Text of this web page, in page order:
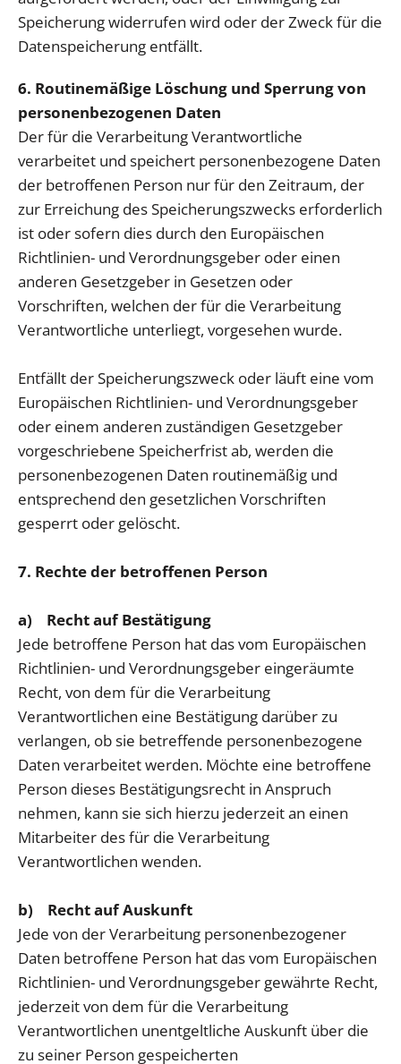
Speicherung widerrufen wird oder der Zweck für die
Datenspeicherung entfällt.
6. Routinemäßige Löschung und Sperrung von
personenbezogenen Daten
Der für die Verarbeitung Verantwortliche
verarbeitet und speichert personenbezogene Daten
der betroffenen Person nur für den Zeitraum, der
zur Erreichung des Speicherungszwecks erforderlich
ist oder sofern dies durch den Europäischen
Richtlinien- und Verordnungsgeber oder einen
anderen Gesetzgeber in Gesetzen oder
Vorschriften, welchen der für die Verarbeitung
Verantwortliche unterliegt, vorgesehen wurde.
Entfällt der Speicherungszweck oder läuft eine vom
Europäischen Richtlinien- und Verordnungsgeber
oder einem anderen zuständigen Gesetzgeber
vorgeschriebene Speicherfrist ab, werden die
personenbezogenen Daten routinemäßig und
entsprechend den gesetzlichen Vorschriften
gesperrt oder gelöscht.
7. Rechte der betroffenen Person
a) Recht auf Bestätigung
Jede betroffene Person hat das vom Europäischen
Richtlinien- und Verordnungsgeber eingeräumte
Recht, von dem für die Verarbeitung
Verantwortlichen eine Bestätigung darüber zu
verlangen, ob sie betreffende personenbezogene
Daten verarbeitet werden. Möchte eine betroffene
Person dieses Bestätigungsrecht in Anspruch
nehmen, kann sie sich hierzu jederzeit an einen
Mitarbeiter des für die Verarbeitung
Verantwortlichen wenden.
b) Recht auf Auskunft
Jede von der Verarbeitung personenbezogener
Daten betroffene Person hat das vom Europäischen
Richtlinien- und Verordnungsgeber gewährte Recht,
jederzeit von dem für die Verarbeitung
Verantwortlichen unentgeltliche Auskunft über die
zu seiner Person gespeicherten